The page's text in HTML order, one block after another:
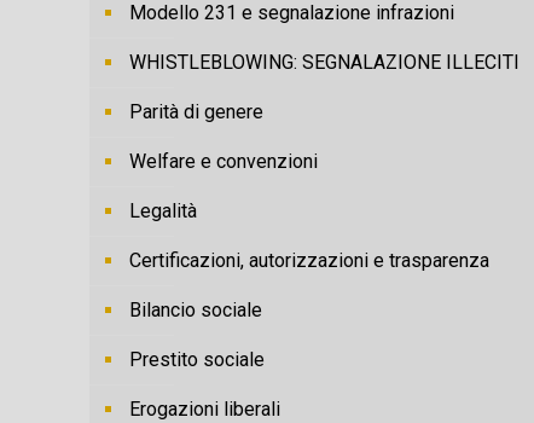
Modello 231 e segnalazione infrazioni
WHISTLEBLOWING: SEGNALAZIONE ILLECITI
Parità di genere
Welfare e convenzioni
Legalità
Certificazioni, autorizzazioni e trasparenza
Bilancio sociale
Prestito sociale
Erogazioni liberali